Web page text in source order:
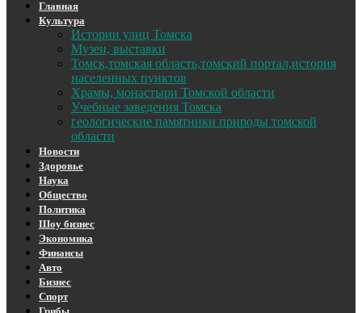
Главная
Культура
Истории улиц Томска
Музеи, выставки
Томск,томская область,томский портал,история
населенных пунктов
Храмы, монастыри Томской области
Учебные заведения Томска
геологические памятники природы томской
области
Новости
Здоровье
Наука
Общество
Политика
Шоу бизнес
Экономика
Финансы
Авто
Бизнес
Спорт